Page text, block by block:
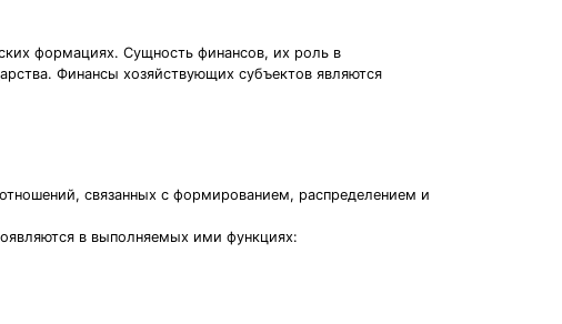
формациях. Сущность финансов, их роль в
Финансы хозяйствующих субъектов являются
связанных с формированием, распределением и
в выполняемых ими функциях: